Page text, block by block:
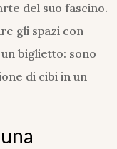
del suo fascino.
gli spazi con
biglietto: sono
di cibi in un